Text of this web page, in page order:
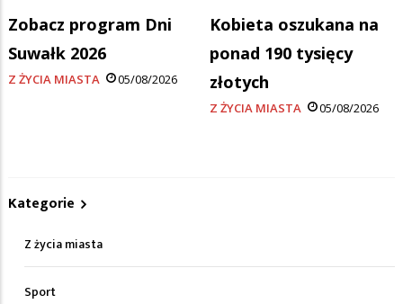
Zobacz program Dni
Suwałk 2026
Z ŻYCIA MIASTA 05/08/2026
Kobieta oszukana na
ponad 190 tysięcy
złotych
Z ŻYCIA MIASTA 05/08/2026
Kategorie
Z życia miasta
Sport